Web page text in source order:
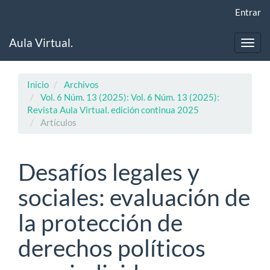
principal
Entrar
Aula Virtual.
Inicio
Archivos
Vol. 6 Núm. 13 (2025): Vol. 6 Núm. 13 (2025):
Revista Aula Virtual. edición continua 2025
Artículos
Desafíos legales y
sociales: evaluación de
la protección de
derechos políticos